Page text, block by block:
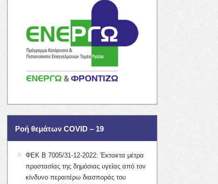
Ροή θεμάτων COVID – 19
ΦΕΚ Β 7005/31-12-2022: Έκτακτα μέτρα
προστασίας της δημόσιας υγείας από τον
κίνδυνο περαιτέρω διασποράς του